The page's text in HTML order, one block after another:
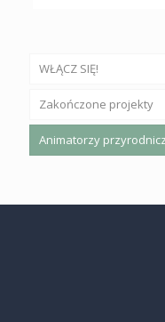
WŁĄCZ SIĘ!
Zakończone projekty
Animatorzy